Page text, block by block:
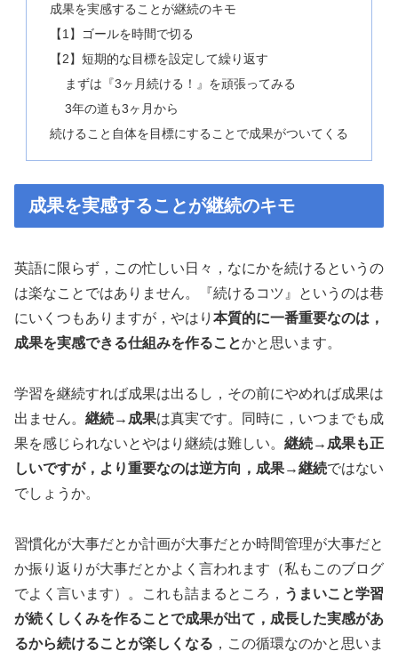
成果を実感することが継続のキモ
【1】ゴールを時間で切る
【2】短期的な目標を設定して繰り返す
まずは『3ヶ月続ける！』を頑張ってみる
3年の道も3ヶ月から
続けること自体を目標にすることで成果がついてくる
成果を実感することが継続のキモ
英語に限らず，この忙しい日々，なにかを続けるというの
は楽なことではありません。『続けるコツ』というのは巷
にいくつもありますが，やはり 本質的に一番重要なのは，
成果を実感できる仕組みを作ることかと思います。
学習を継続すれば成果は出るし，その前にやめれば成果は
出ません。 継続→成果は真実です。同時に，いつまでも成
果を感じられないとやはり継続は難しい。 継続→成果も正
しいですが，より重要なのは逆方向，成果→継続ではない
でしょうか。
習慣化が大事だとか計画が大事だとか時間管理が大事だと
か振り返りが大事だとかよく言われます（私もこのブログ
でよく言います）。これも詰まるところ， うまいこと学習
が続くしくみを作ることで成果が出て，成長した実感があ
るから続けることが楽しくなる ，この循環なのかと思いま